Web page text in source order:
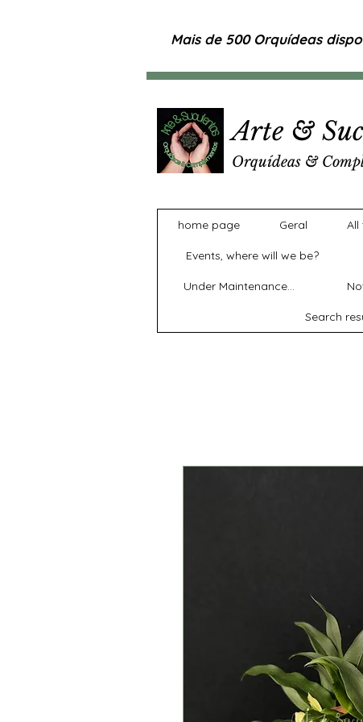
Mais de 500 Orquídeas
Arte &
Orquídeas &
home page Geral All
Events, where will we be?
Under Maintenance...
Search